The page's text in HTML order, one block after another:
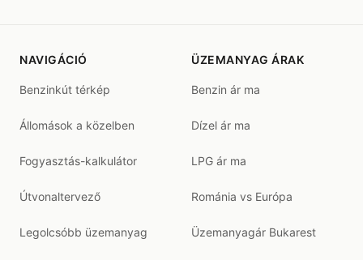
NAVIGÁCIÓ
Benzinkút térkép
Állomások a közelben
Fogyasztás-kalkulátor
Útvonaltervező
Legolcsóbb üzemanyag
ÜZEMANYAG ÁRAK
Benzin ár ma
Dízel ár ma
LPG ár ma
Románia vs Európa
Üzemanyagár Bukarest